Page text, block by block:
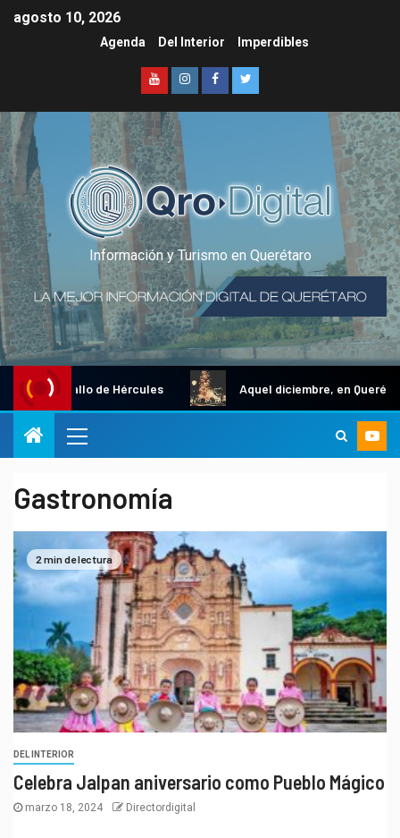
agosto 10, 2026
Agenda Del Interior Imperdibles
Información y Turismo en Querétaro
Gallo de Hércules Aquel diciembre, en Querétaro
Gastronomía
2 min de lectura
DEL INTERIOR
Celebra Jalpan aniversario como Pueblo Mágico
marzo 18, 2024 Directordigital